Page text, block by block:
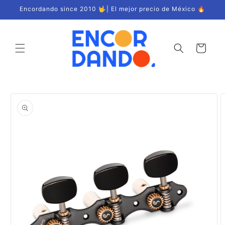
directamente
al contenido
Encordando since 2010 🤟| El mejor precio de México 🔥
Carrito
directamente
información